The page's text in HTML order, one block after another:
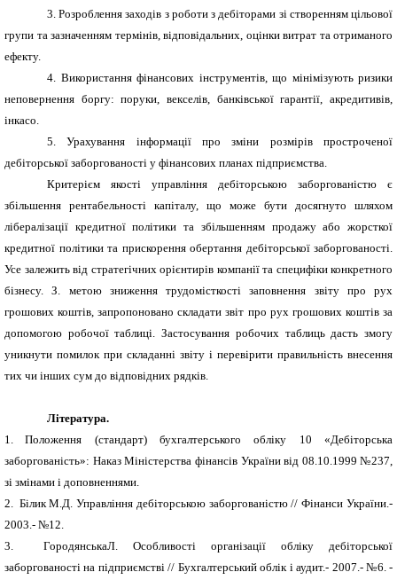
3. Розроблення заходів з роботи з дебіторами зі створенням цільової
групи та зазначенням термінів, відповідальних, оцінки витрат та отриманого
ефекту.
4. Використання фінансових інструментів, що мінімізують ризики
неповернення боргу: поруки, векселів, банківської гарантії, акредитивів,
інкасо.
5. Урахування інформації про зміни розмірів простроченої
дебіторської заборгованості у фінансових планах підприємства.
Критерієм якості управління дебіторською заборгованістю є
збільшення рентабельності капіталу, що може бути досягнуто шляхом
лібералізації кредитної політики та збільшенням продажу або жорсткої
кредитної політики та прискорення обертання дебіторської заборгованості.
Усе залежить від стратегічних орієнтирів компанії та специфіки конкретного
бізнесу.З. метою зниження
трудомісткості заповнення звіту про рух
грошових коштів, запропоновано складати звіт про рух грошових коштів за
допомогою робочої таблиці. Застосування робочих таблиць дасть змогу
уникнути помилок при складанні звіту і перевірити правильність внесення
тих чи інших сум до відповідних рядків.
Література.
1.
Положення (стандарт) бухгалтерського обліку 10 «Дебіторська
заборгованість»: Наказ Мі­ністерства фінансів України від 08.10.1999 №237,
зі змінами і доповненнями.
2.
Білик М.Д.Управління дебіторською заборгованістю // Фінанси України.-
2003.- №12.
3.
ГородянськаЛ. Особливості організації обліку дебіторської
заборгованості на підприємст­ві // Бухгалтерський облік і аудит.- 2007.- №6. -